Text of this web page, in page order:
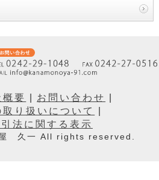
概要 お問い合わせ
り扱いについて
法に関する表示
久一 All rights reserved.